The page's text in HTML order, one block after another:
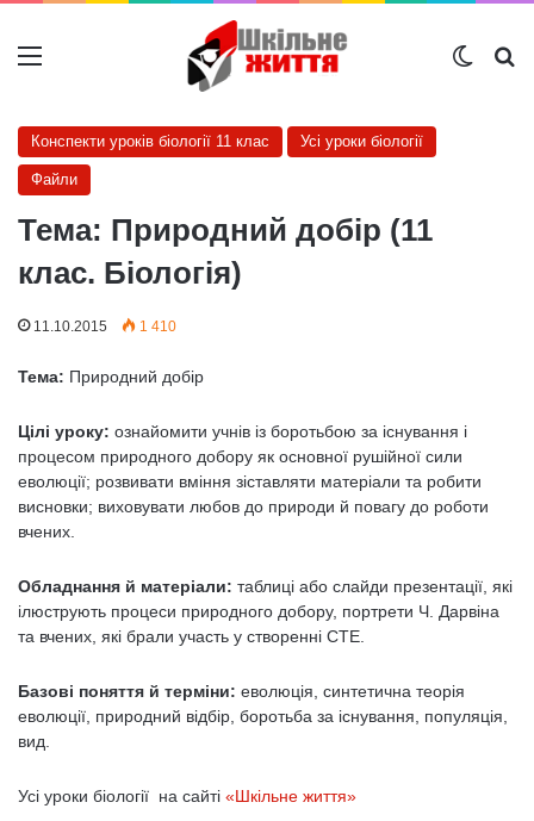
Меню
Конспекти уроків біології 11 клас Усі уроки біології
Файли
Тема: Природний добір (11
клас. Біологія)
11.10.2015 1 410
Тема: Природний добір
Цілі уроку: ознайомити учнів із боротьбою за існування і
процесом природного добору як основної рушійної сили
еволюції; розвивати вміння зіставляти матеріали та робити
висновки; виховувати любов до природи й повагу до роботи
вчених.
Обладнання й матеріали: таблиці або слайди презентації, які
ілюструють процеси природного добору, портрети Ч. Дарвіна
та вчених, які брали участь у створенні СТЕ.
Базові поняття й терміни: еволюція, синтетична теорія
еволюції, природний відбір, боротьба за існування, популяція,
вид.
Усі уроки біології на сайті «Шкільне життя»